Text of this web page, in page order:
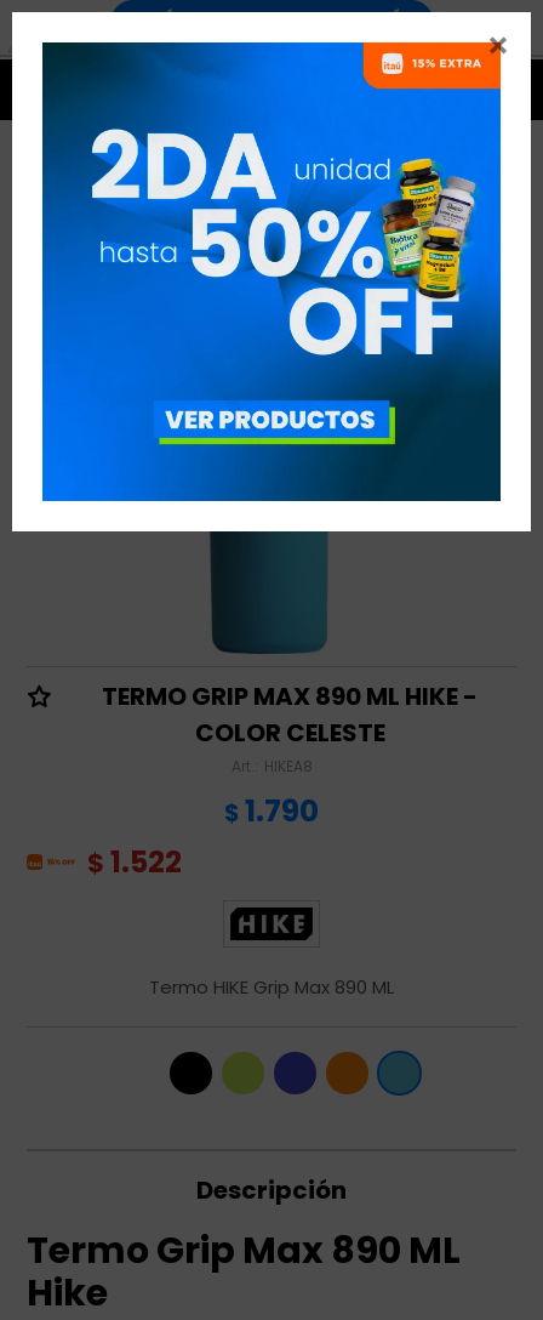

TERMO GRIP MAX 890 ML HIKE -
COLOR CELESTE
HIKEA8
$ 1.790
$ 1.522
Termo HIKE Grip Max 890 ML
Descripción
Termo Grip Max 890 ML
Hike